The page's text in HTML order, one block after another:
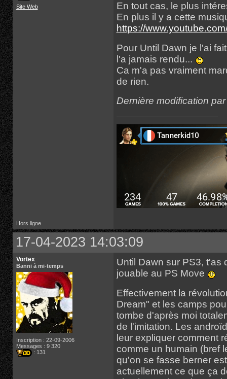
Site Web
En tout cas, le plus
En plus il y a cette
https://
Pour Until Dawn je l'ai
l'a jamais rendu...
Ca m'a pas vraiment
de rien.
Dernière modification
Hors ligne
17-04-2023 14:03:09
Vortex
Banni à mi-temps
Inscription : 22-09-2006
Messages : 9 320
: 131
Until Dawn sur PS3, t'as
jouable au PS Move
Effectivement la
Dream" et les camps
tombe d'après moi
de l'imitation. Les
leur expliquer comment
comme un humain (bref
qu'on se fasse berner
actuellement ce que ça